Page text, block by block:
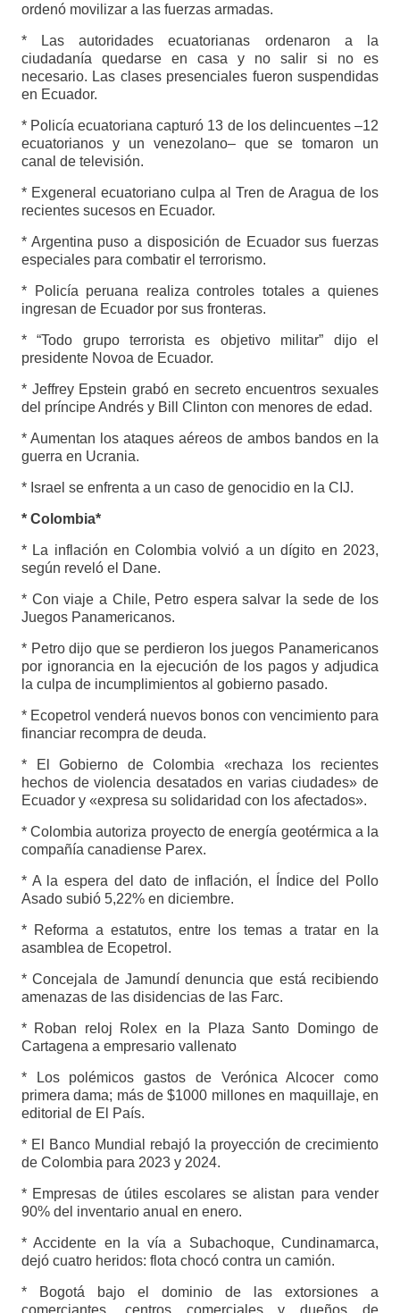
ordenó movilizar a las fuerzas armadas.
* Las autoridades ecuatorianas ordenaron a la
ciudadanía quedarse en casa y no salir si no es
necesario. Las clases presenciales fueron suspendidas
en Ecuador.
* Policía ecuatoriana capturó 13 de los delincuentes –12
ecuatorianos y un venezolano– que se tomaron un
canal de televisión.
* Exgeneral ecuatoriano culpa al Tren de Aragua de los
recientes sucesos en Ecuador.
* Argentina puso a disposición de Ecuador sus fuerzas
especiales para combatir el terrorismo.
* Policía peruana realiza controles totales a quienes
ingresan de Ecuador por sus fronteras.
* “Todo grupo terrorista es objetivo militar” dijo el
presidente Novoa de Ecuador.
* Jeffrey Epstein grabó en secreto encuentros sexuales
del príncipe Andrés y Bill Clinton con menores de edad.
* Aumentan los ataques aéreos de ambos bandos en la
guerra en Ucrania.
* Israel se enfrenta a un caso de genocidio en la CIJ.
* Colombia*
* La inflación en Colombia volvió a un dígito en 2023,
según reveló el Dane.
* Con viaje a Chile, Petro espera salvar la sede de los
Juegos Panamericanos.
* Petro dijo que se perdieron los juegos Panamericanos
por ignorancia en la ejecución de los pagos y adjudica
la culpa de incumplimientos al gobierno pasado.
* Ecopetrol venderá nuevos bonos con vencimiento para
financiar recompra de deuda.
* El Gobierno de Colombia «rechaza los recientes
hechos de violencia desatados en varias ciudades» de
Ecuador y «expresa su solidaridad con los afectados».
* Colombia autoriza proyecto de energía geotérmica a la
compañía canadiense Parex.
* A la espera del dato de inflación, el Índice del Pollo
Asado subió 5,22% en diciembre.
* Reforma a estatutos, entre los temas a tratar en la
asamblea de Ecopetrol.
* Concejala de Jamundí denuncia que está recibiendo
amenazas de las disidencias de las Farc.
* Roban reloj Rolex en la Plaza Santo Domingo de
Cartagena a empresario vallenato
* Los polémicos gastos de Verónica Alcocer como
primera dama; más de $1000 millones en maquillaje, en
editorial de El País.
* El Banco Mundial rebajó la proyección de crecimiento
de Colombia para 2023 y 2024.
* Empresas de útiles escolares se alistan para vender
90% del inventario anual en enero.
* Accidente en la vía a Subachoque, Cundinamarca,
dejó cuatro heridos: flota chocó contra un camión.
* Bogotá bajo el dominio de las extorsiones a
comerciantes, centros comerciales y dueños de